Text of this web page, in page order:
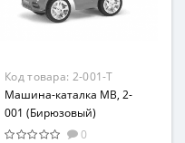
Код товара: 2-001-T
Машина-каталка MB, 2-
001 (Бирюзовый)
0